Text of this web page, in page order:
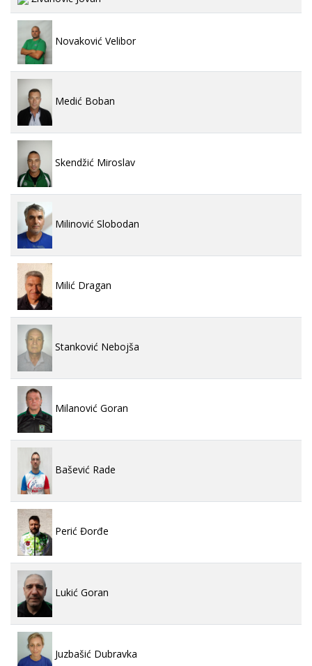
Novaković Velibor
Medić Boban
Skendžić Miroslav
Milinović Slobodan
Milić Dragan
Stanković Nebojša
Milanović Goran
Bašević Rade
Perić Đorđe
Lukić Goran
Juzbašić Dubravka